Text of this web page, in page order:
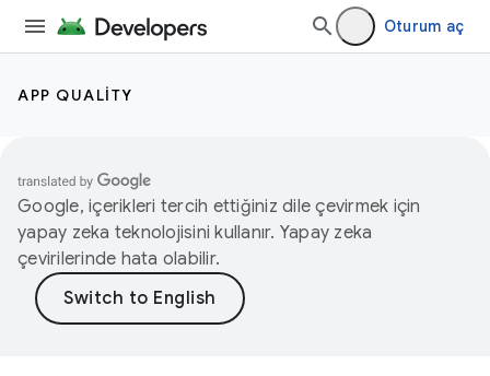
Oturum aç
APP QUALITY
Google, içerikleri tercih ettiğiniz dile çevirmek için
yapay zeka teknolojisini kullanır. Yapay zeka
çevirilerinde hata olabilir.